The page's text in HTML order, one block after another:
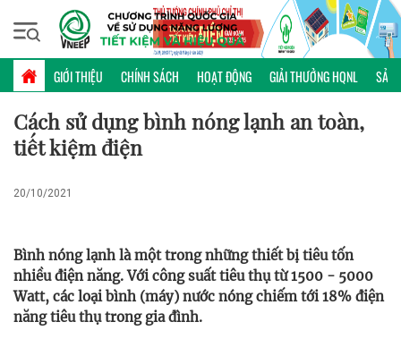
GIỚI THIỆU CHÍNH SÁCH HOẠT ĐỘNG GIẢI THƯỞNG HQNL SẢN
Thứ sáu, 07/08/2026 | 11:12 GMT+7
MẸO HỮU ÍCH
Cách sử dụng bình nóng lạnh an toàn,
tiết kiệm điện
20/10/2021
Bình nóng lạnh là một trong những thiết bị tiêu tốn
nhiều điện năng. Với công suất tiêu thụ từ 1500 - 5000
Watt, các loại bình (máy) nước nóng chiếm tới 18% điện
năng tiêu thụ trong gia đình.